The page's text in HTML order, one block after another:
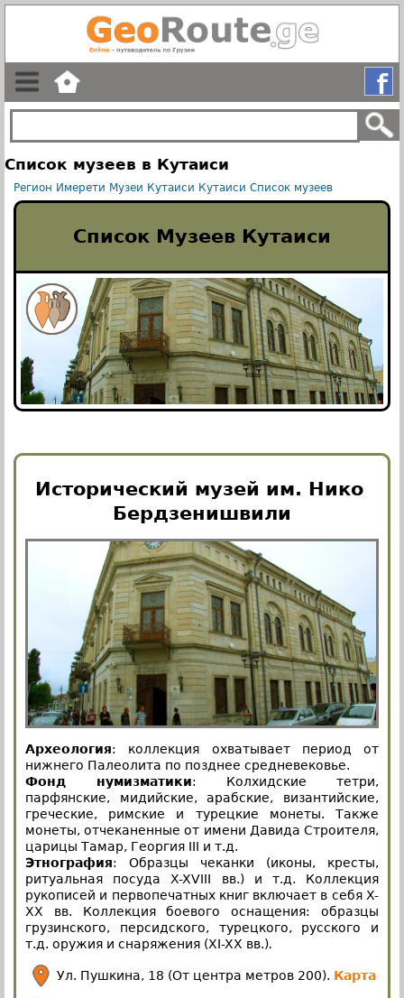
Список музеев в Кутаиси
Регион Имерети Музеи Кутаиси Кутаиси Список музеев
Список Музеев Кутаиси
Исторический музей им. Нико
Бердзенишвили
Археология: коллекция охватывает период от
нижнего Палеолита по позднее средневековье.
Фонд нумизматики: Колхидские тетри,
парфянские, мидийские, арабские, византийские,
греческие, римские и турецкие монеты. Также
монеты, отчеканенные от имени Давида Строителя,
царицы Тамар, Георгия III и т.д.
Этнография: Образцы чеканки (иконы, кресты,
ритуальная посуда X-XVIII вв.) и т.д. Коллекция
рукописей и первопечатных книг включает в себя X-
XX вв. Коллекция боевого оснащения: образцы
грузинского, персидского, турецкого, русского и
т.д. оружия и снаряжения (XI-XX вв.).
Ул. Пушкина, 18 (От центра метров 200). Карта